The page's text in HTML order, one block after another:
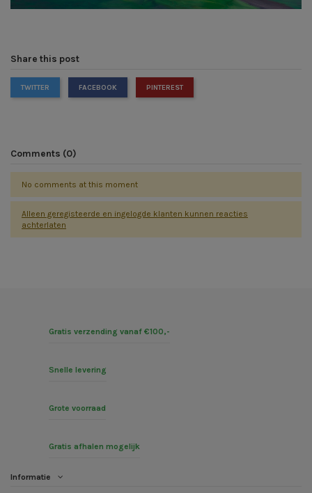
Share this post
TWITTER FACEBOOK PINTEREST
Comments (0)
No comments at this moment
Alleen geregisteerde en ingelogde klanten kunnen reacties
achterlaten
Gratis verzending vanaf €100,-
Snelle levering
Grote voorraad
Gratis afhalen mogelijk
Informatie